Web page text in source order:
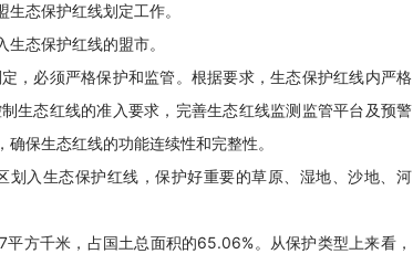
态保护红线划定工作。
态保护红线的盟市。
，必须严格保护和监管。根据要求，生态保护红线内严格
生态红线的准入要求，完善生态红线监测监管平台及预警
保生态红线的功能连续性和完整性。
入生态保护红线，保护好重要的草原、湿地、沙地、河
方千米，占国土总面积的65.06%。从保护类型上来看，